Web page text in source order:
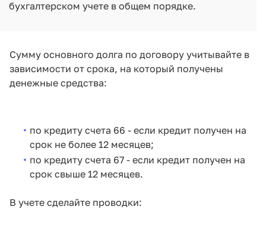
бухгалтерском учете в общем порядке.
Сумму основного долга по договору учитывайте в
зависимости от срока, на который получены
денежные средства:
по кредиту счета 66 - если кредит получен на
срок не более 12 месяцев;
по кредиту счета 67 - если кредит получен на
срок свыше 12 месяцев.
В учете сделайте проводки: